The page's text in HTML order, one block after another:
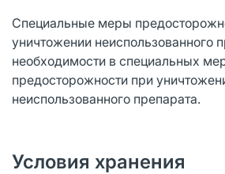
Специальные меры
уничтожении неиспользованного
необходимости в специальных
предосторожности при
неиспользованного препарата.
Условия хранения